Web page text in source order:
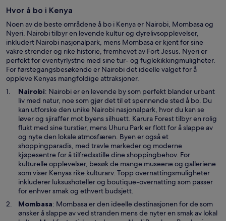
t
v
i
n
d
u
Hvor å bo i Kenya
Noen av de beste områdene å bo i Kenya er Nairobi, Mombasa og
Nyeri. Nairobi tilbyr en levende kultur og dyrelivsopplevelser,
inkludert Nairobi nasjonalpark, mens Mombasa er kjent for sine
vakre strender og rike historie, fremhevet av Fort Jesus. Nyeri er
perfekt for eventyrlystne med sine tur- og fuglekikkingmuligheter.
For førstegangsbesøkende er Nairobi det ideelle valget for å
oppleve Kenyas mangfoldige attraksjoner.
NairobiÅ
p
n
e
s
i
e
t
n
y
t
t
i
n
: Nairobi er en levende by som perfekt blander urbant
liv med natur, noe som gjør det til et spennende sted å bo. Du
kan utforske den unike Nairobi nasjonalpark, hvor du kan se
løver og sjiraffer mot byens silhuett. Karura Forest tilbyr en rolig
flukt med sine turstier, mens Uhuru Park er flott for å slappe av
og nyte den lokale atmosfæren. Byen er også et
shoppingparadis, med travle markeder og moderne
kjøpesentre for å tilfredsstille dine shoppingbehov. For
kulturelle opplevelser, besøk de mange museene og galleriene
som viser Kenyas rike kulturarv. Topp overnattingsmuligheter
inkluderer luksushoteller og boutique-overnatting som passer
for enhver smak og ethvert budsjett.
MombasaÅ
p
: Mombasa er den ideelle destinasjonen for de som
ønsker å slappe av ved stranden mens de nyter en smak av lokal